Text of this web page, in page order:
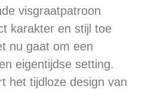
visgraatpatroon
karakter en stijl toe
nu gaat om een
eigentijdse setting.
het tijdloze design van